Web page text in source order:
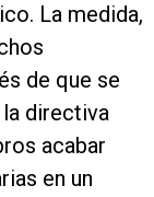
La medida,
de que se
directiva
acabar
en un